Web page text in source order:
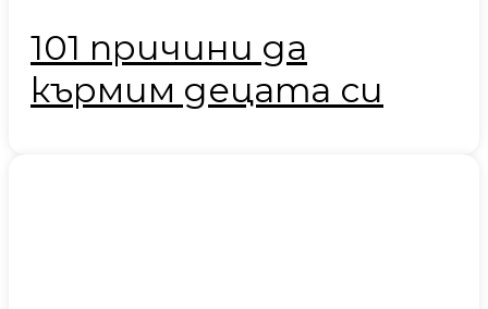
101 причини да
кърмим децата си